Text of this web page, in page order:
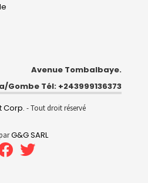
Avenue Tombalbaye.
Gombe Tél: +243999136373
Corp. - Tout droit réservé
G&G SARL